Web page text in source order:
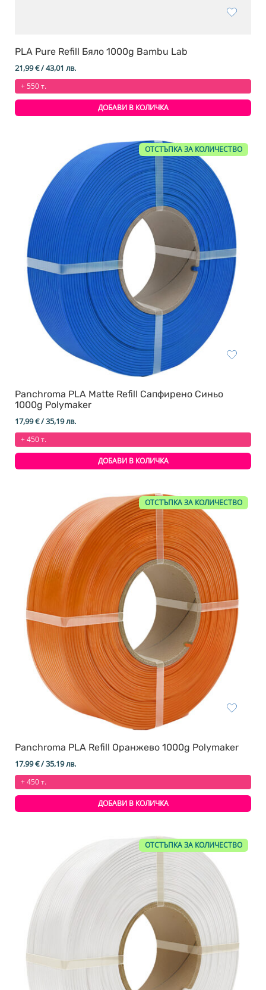
PLA Pure Refill Бяло 1000g Bambu Lab
21,99€/ 43,01 лв.
+ 550 т.
ДОБАВИ В КОЛИЧКА
ОТСТЪПКА ЗА КОЛИЧЕСТВО
Panchroma PLA Matte Refill Сапфирено Синьо
1000g Polymaker
17,99€/ 35,19 лв.
+ 450 т.
ДОБАВИ В КОЛИЧКА
ОТСТЪПКА ЗА КОЛИЧЕСТВО
Panchroma PLA Refill Оранжево 1000g Polymaker
17,99€/ 35,19 лв.
+ 450 т.
ДОБАВИ В КОЛИЧКА
ОТСТЪПКА ЗА КОЛИЧЕСТВО